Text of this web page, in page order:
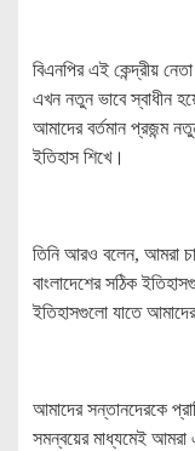
বিএনপির এই কেন্দ্রীয়
এখন নতুন ভাবে স্বাধীন
আমাদের বর্তমান প্রজন্ম
ইতিহাস শিখে।
তিনি আরও বলেন, আমরা
বাংলাদেশের সঠিক
ইতিহাসগুলো যাতে
আমাদের সন্তানদেরকে
সমন্বয়ের মাধ্যমেই